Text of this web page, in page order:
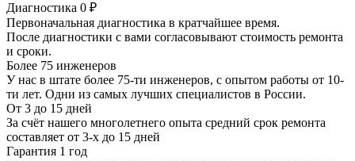
Диагностика 0 ₽
Первоначальная диагностика в кратчайшее время.
После диагностики с вами согласовывают стоимость ремонта
и сроки.
Более 75 инженеров
У нас в штате более 75-ти инженеров, с опытом работы от 10-
ти лет. Одни из самых лучших специалистов в России.
От 3 до 15 дней
За счёт нашего многолетнего опыта средний срок ремонта
составляет от 3-х до 15 дней
Гарантия 1 год